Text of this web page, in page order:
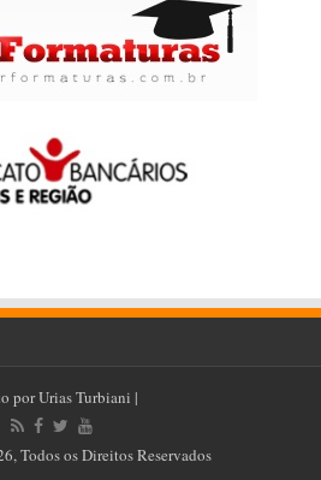
porUrias Turbiani |
Todos os Direitos Reservados